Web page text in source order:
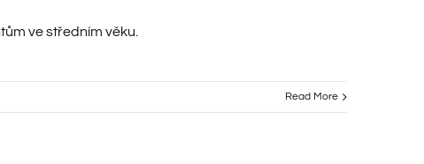
ve středním věku.
Read More